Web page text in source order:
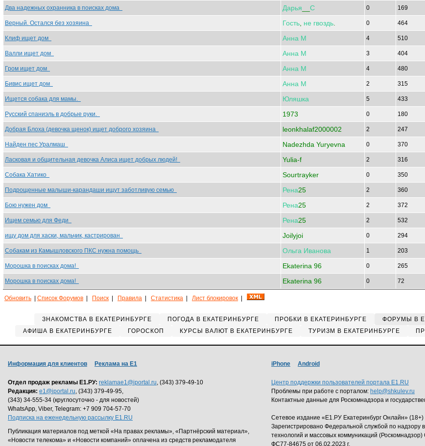
Два надежных охранника в поисках дома Дарья С 0 169
Верный. Остался без хозяина Гость не гвоздь 0 464
Клиф ищет дом Анна М 4 510
Валли ищет дом Анна М 3 404
Гром ищет дом Анна М 4 480
Бивис ищет дом Анна М 2 315
Ищется собака для мамы. Юляшка 5 433
Русский спаниэль в добрые руки. 1973 0 180
Добрая Блоха (девочка щенок) ищет доброго хозяина leonkhalaf2000002 2 247
Найден пес Уралмаш Nadezhda Yuryevna 0 370
Ласковая и общительная девочка Алиса ищет добрых людей! Yulia-f 2 316
Собака Хатико Sourtrayker 0 350
Подрощенные малыши-карандаши ищут заботливую семью Рена25 2 360
Бою нужен дом Рена25 2 372
Ищем семью для Феди Рена25 2 532
ищу дом для хаски, мальчик, кастрирован Joilyjoi 0 294
Собакам из Камышловского ПКС нужна помощь Ольга Иванова 1 203
Морошка в поисках дома! Ekaterina 96 0 265
Морошка в поисках дома! Ekaterina 96 0 72
Обновить Список Форумов Поиск Правила Статистика Лист блокировок
ЗНАКОМСТВА В ЕКАТЕРИНБУРГЕ ПОГОДА В ЕКАТЕРИНБУРГЕ ПРОБКИ В ЕКАТЕРИНБУРГЕ ФОРУМЫ В
АФИША В ЕКАТЕРИНБУРГЕ
ГОРОСКОП КУРСЫ ВАЛЮТ В ЕКАТЕРИНБУРГЕ ТУРИЗМ В ЕКАТЕРИНБУРГЕ
Информация для клиентов Реклама на Е1
Отдел продаж рекламы Е1.РУ: reklamae1@iportal.ru, (343) 379-49-10
Редакция: e1@iportal.ru, (343) 379-49-95,
(343) 34-555-34 (круглосуточно - для новостей)
WhatsApp, Viber, Telegram: +7 909 704-57-70
Подписка на еженедельную рассылку E1.RU
Публикация материалов под меткой «На правах рекламы», «Партнёрский материал»,
«Новости телекома» и «Новости компаний» оплачена из средств рекламодателя
iPhone Android
Центр поддержки пользователей портала E1.RU
Проблемы при работе с порталом: help@shkulev.ru
Контактные данные для Роскомнадзора и
Сетевое издание «Е1.РУ Екатеринбург Онлайн» (18+)
Зарегистрировано Федеральной службой по
технологий и массовых коммуникаций
ФС77-84675 от 06.02.2023 г.